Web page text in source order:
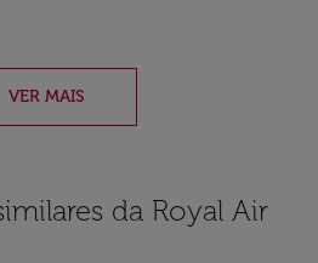
VER MAIS
da Royal Air